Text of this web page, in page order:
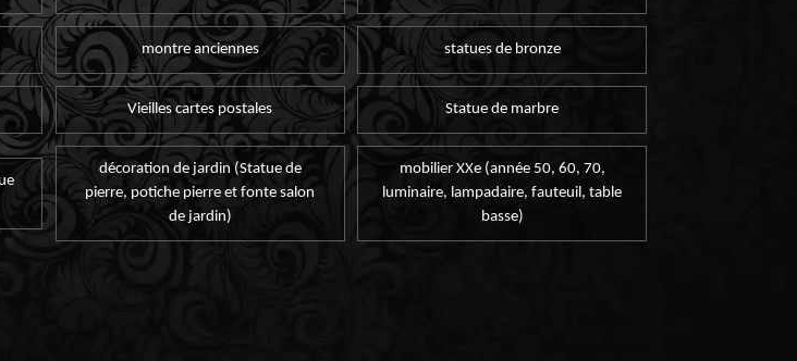
montre anciennes statues de bronze
Vieilles cartes postales Statue de marbre
décoration de jardin (Statue de
pierre, potiche pierre et fonte salon
de jardin)
mobilier XXe (année 50, 60, 70,
luminaire, lampadaire, fauteuil, table
basse)